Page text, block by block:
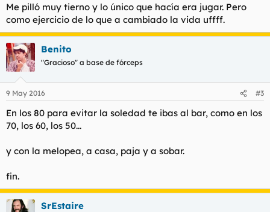
Me pilló muy tierno y lo único que hacía era jugar. Pero
como ejercicio de lo que a cambiado la vida uffff.
Benito
"Gracioso" a base de fórceps
9 May 2016 #3
En los 80 para evitar la soledad te ibas al bar, como en los
70, los 60, los 50...
y con la melopea, a casa, paja y a sobar.
fin.
SrEstaire